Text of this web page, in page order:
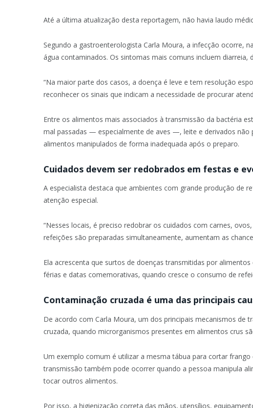
Até a última atualização desta reportagem, não havia laudo
Segundo a gastroenterologista Carla Moura, a infecção ocorre,
água contaminados. Os sintomas mais comuns incluem
“Na maior parte dos casos, a doença é leve e tem resolução
reconhecer os sinais que indicam a necessidade de procurar
Entre os alimentos mais associados à transmissão da bactéria
mal passadas — especialmente de aves —, leite e derivados não
alimentos manipulados de forma inadequada após o preparo.
Cuidados devem ser redobrados em festas e
A especialista destaca que ambientes com grande produção de
atenção especial.
“Nesses locais, é preciso redobrar os cuidados com carnes,
refeições são preparadas simultaneamente, aumentam as
Ela acrescenta que surtos de doenças transmitidas por
férias e datas comemorativas, quando cresce o consumo de
Contaminação cruzada é uma das principais
De acordo com Carla Moura, um dos principais mecanismos de
cruzada, quando microrganismos presentes em alimentos crus
Um exemplo comum é utilizar a mesma tábua para cortar
transmissão também pode ocorrer quando a pessoa manipula
tocar outros alimentos.
Por isso, a higienização correta das mãos, utensílios,